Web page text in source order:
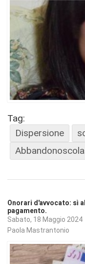
Tag:
Dispersione
Onorari d'avvocato: sì
pagamento.
Sabato, 18 Maggio 2024
Paola Mastrantonio